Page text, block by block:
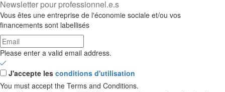
Newsletter pour professionnel.e.s
Vous êtes une entreprise de l'économie sociale et/ou vos
financements sont labellisés
Please enter a valid email address.
J'accepte les conditions d'utilisation
You must accept the Terms and Conditions.